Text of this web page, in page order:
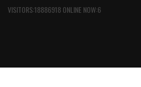
VISITORS:18886918 ONLINE NOW:6